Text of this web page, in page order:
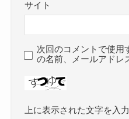
サイト
次回のコメントで使用
の名前、メールアドレ
上に表示された文字を入